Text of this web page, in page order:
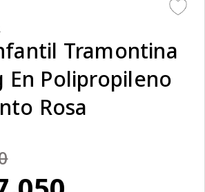
Tramontina
En Polipropileno
Rosa